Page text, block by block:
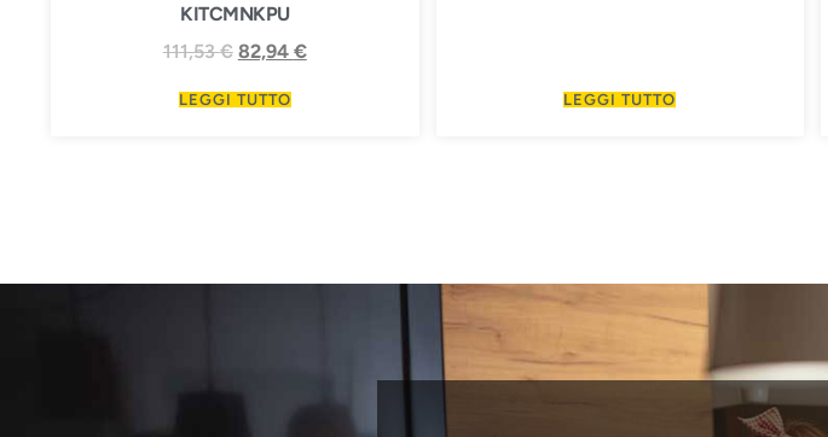
KITCMNKPU
111,53€ 82,94 €
LEGGI TUTTO LEGGI TUTTO